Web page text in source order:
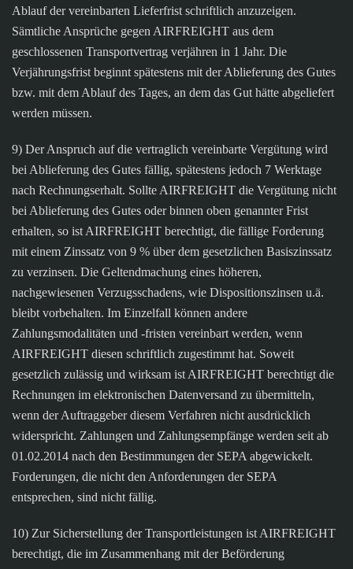
Ablauf der vereinbarten Lieferfrist schriftlich anzuzeigen.
Sämtliche Ansprüche gegen AIRFREIGHT aus dem
geschlossenen Transportvertrag verjähren in 1 Jahr. Die
Verjährungsfrist beginnt spätestens mit der Ablieferung des Gutes
bzw. mit dem Ablauf des Tages, an dem das Gut hätte abgeliefert
werden müssen.
9) Der Anspruch auf die vertraglich vereinbarte Vergütung wird
bei Ablieferung des Gutes fällig, spätestens jedoch 7 Werktage
nach Rechnungserhalt. Sollte AIRFREIGHT die Vergütung nicht
bei Ablieferung des Gutes oder binnen oben genannter Frist
erhalten, so ist AIRFREIGHT berechtigt, die fällige Forderung
mit einem Zinssatz von 9 % über dem gesetzlichen Basiszinssatz
zu verzinsen. Die Geltendmachung eines höheren,
nachgewiesenen Verzugsschadens, wie Dispositionszinsen u.ä.
bleibt vorbehalten. Im Einzelfall können andere
Zahlungsmodalitäten und -fristen vereinbart werden, wenn
AIRFREIGHT diesen schriftlich zugestimmt hat. Soweit
gesetzlich zulässig und wirksam ist AIRFREIGHT berechtigt die
Rechnungen im elektronischen Datenversand zu übermitteln,
wenn der Auftraggeber diesem Verfahren nicht ausdrücklich
widerspricht. Zahlungen und Zahlungsempfänge werden seit ab
01.02.2014 nach den Bestimmungen der SEPA abgewickelt.
Forderungen, die nicht den Anforderungen der SEPA
entsprechen, sind nicht fällig.
10) Zur Sicherstellung der Transportleistungen ist AIRFREIGHT
berechtigt, die im Zusammenhang mit der Beförderung